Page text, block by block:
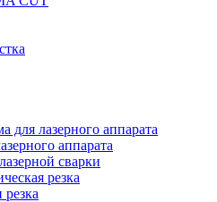
лазерного аппарата
аппарата
сварки
резка